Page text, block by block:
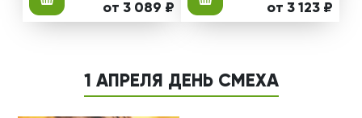
от 3 089 ₽ от 3 123 ₽
1 АПРЕЛЯ ДЕНЬ СМЕХА